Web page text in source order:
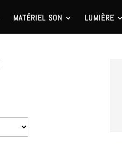
MATÉRIEL SON LUMIÈRE